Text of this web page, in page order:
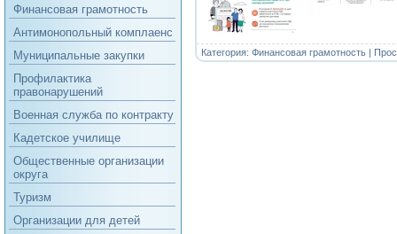
Финансовая грамотность
Антимонопольный комплаенс
Муниципальные закупки
Профилактика
правонарушений
Военная служба по контракту
Кадетское училище
Общественные организации
округа
Туризм
Организации для детей
Категория: Финансовая грамотность |